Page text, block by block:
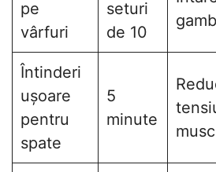
pe
vârfuri
seturi
de 10
Întinderi
ușoare
pentru
spate
5
minute